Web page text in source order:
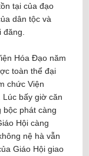
tại của đạo
dân tộc và
Hóa Đạo năm
toàn thể đại
chức Viện
bấy giờ căn
bộc phát càng
Hội càng
nệ hà vẫn
Giáo Hội giao